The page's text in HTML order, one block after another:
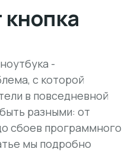
-
с которой
в повседневной
разными: от
сбоев программного
мы подробно